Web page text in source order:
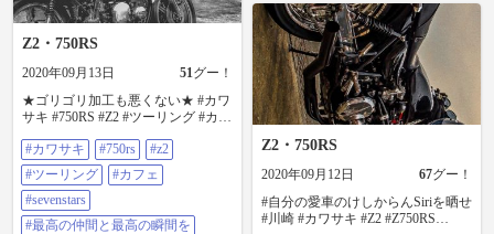
Z2・750RS
2020年09月13日 51グー！
★ゴリゴリ加工も悪くない★ #カワ
サキ #750RS #Z2 #ツーリング #カフ
高の瞬間を
#カワサキ #750rs
#z2
#ツーリング
#カフェ
#sevenstars
#最高の仲間と最高の瞬間を
Z2・750RS
2020年09月12日 67グー！
#自分の愛車のけしからんSiriを晒せ
#川崎 #カワサキ #Z2 #Z750RS